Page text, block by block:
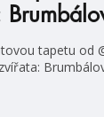
tapetu od